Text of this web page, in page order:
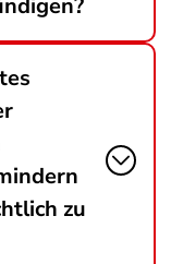
zu